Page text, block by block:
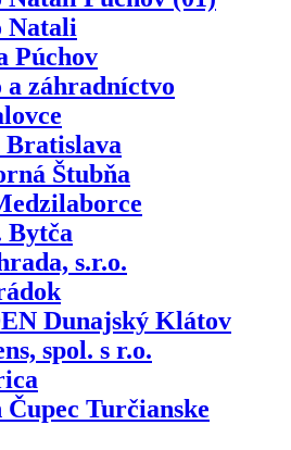
Natali
Púchov
záhradníctvo
Štubňa
Bytča
s.r.o.
Dunajský Klátov
spol. s r.o.
Turčianske